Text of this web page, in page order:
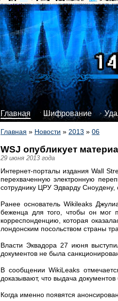
Главная Шифрование
Главная » Новости » 2013 » 06
WSJ опубликует
29 июня 2013 года
Интернет-порталы издания Wall
перехваченную электронную
сотруднику ЦРУ Эдварду Сноудену,
Ранее основатель Wikileaks
беженца для того, чтобы он мог
корреспонденцию, которая
лондонским посольством страны
Власти Эквадора 27 июня
документов не была
В сообщении WikiLeaks
доказывают, что выдача
Когда именно появятся